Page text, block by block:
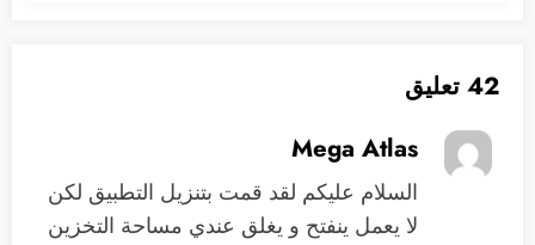
42 تعليق
Mega Atlas
السلام عليكم لقد قمت بتنزيل التطبيق لكن
لا يعمل ينفتح و يغلق عندي مساحة التخزين